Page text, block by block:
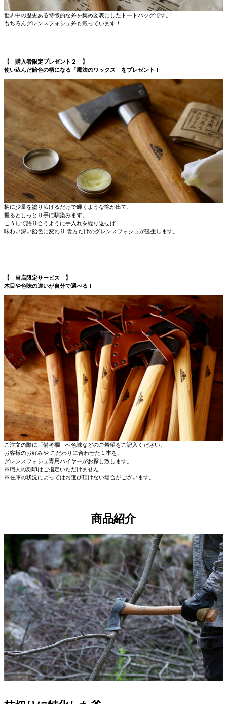
世界中の歴史ある特徴的な斧を集め図表にしたトートバッグです。
もちろんグレンスフォシュ斧も載っています！
【 購入者限定プレゼント２ 】
使い込んだ飴色の柄になる「魔法のワックス」をプレゼント！
柄に少量を塗り広げるだけで輝くような艶が出て、
握るとしっとり手に馴染みます。
こうして語り合うように手入れを繰り返せば
味わい深い飴色に変わり 貴方だけのグレンスフォシュが誕生します。
【 当店限定サービス 】
木目や色味の違いが自分で選べる！
ご注文の際に「備考欄」へ色味などのご希望をご記入ください。
お客様のお好みや こだわりに合わせた１本を、
グレンスフォシュ専用バイヤーがお探し致します。
※職人の刻印はご指定いただけません
※在庫の状況によってはお選び頂けない場合がございます。
商品紹介